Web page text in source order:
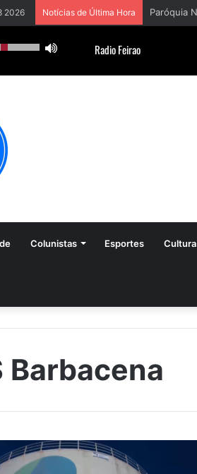
2026 Notícias de Última Hora
Colunistas Esportes Cultura
Barbacena